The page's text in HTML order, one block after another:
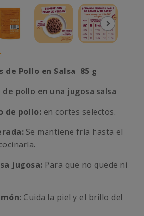
de Pollo en Salsa 85 g
pollo en una jugosa salsa
de pollo: en cortes selectos.
Se mantiene fría hasta el
jugosa: Para que no quede ni
Cuida la piel y el brillo del